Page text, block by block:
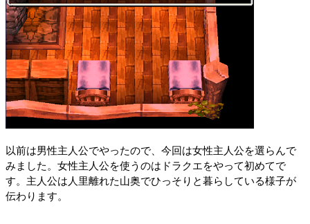
以前は男性主人公でやったので、今回は女性主人公を選らんで
みました。女性主人公を使うのはドラクエをやって初めてで
す。主人公は人里離れた山奥でひっそりと暮らしている様子が
伝わります。